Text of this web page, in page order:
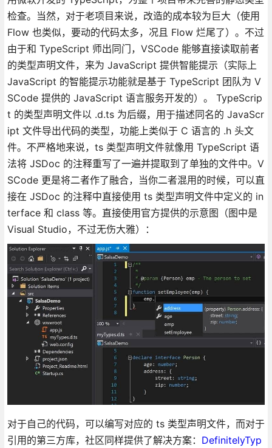
检查。当然，对于老项目来说，改造的成本较为巨大（使用
Flow 也类似，要动的代码太多，况且 Flow 烂尾了）。不过
由于和 TypeScript 师出同门，VSCode 能够直接读取前者
的类型声明文件，来为 JavaScript 提供智能提示（实际上
JavaScript 的智能提示功能就是基于 TypeScript 团队为 V
SCode 提供的 JavaScript 语言服务开发的）。 TypeScrip
t 的类型声明文件以 .d.ts 为后缀，用于描述同名的 JavaScr
ipt 文件导出代码的类型，功能上类似于 C 语言的 .h 头文
件。不严格地来说，ts 类型声明文件就像用 TypeScript 语
法将 JSDoc 的注释重写了一遍并提取到了单独的文件中。V
SCode 更是将二者作了融合，当你二者混用的时候，可以直
接在 JSDoc 的注释中直接使用 ts 类型声明文件中定义的 in
terface 和 class 等。直接使用官方提供的示意图（图中是
Visual Studio，不过无伤大雅）：
对于自己的代码，可以编写对应的 ts 类型声明文件，而对于
引用的第三方库，社区同样提供了解决方案： DefinitelyTyp